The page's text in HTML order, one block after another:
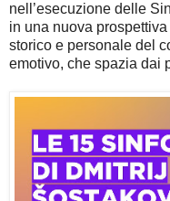
nell’esecuzione delle
in una nuova
storico e personale del
emotivo, che spazia dai